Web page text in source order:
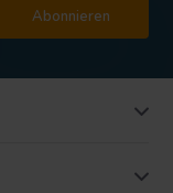
Abonnieren